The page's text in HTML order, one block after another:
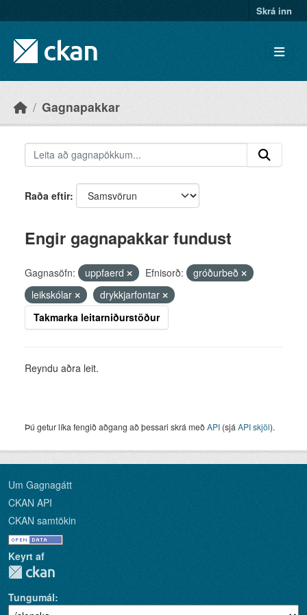
Skrá inn
Gagnapakkar
Raða eftir
Engir gagnapakkar fundust
Gagnasöfn: uppfaerd Efnisorð:
gróðurbeð
leikskólar
drykkjarfontar
Takmarka leitarniðurstöður
Reyndu aðra leit.
Þú getur líka fengið aðgang að þessari skrá meðAPI (sjá API skjöl).
Um Gagnagátt
CKAN API
CKAN samtökin
Keyrt af
Tungumál